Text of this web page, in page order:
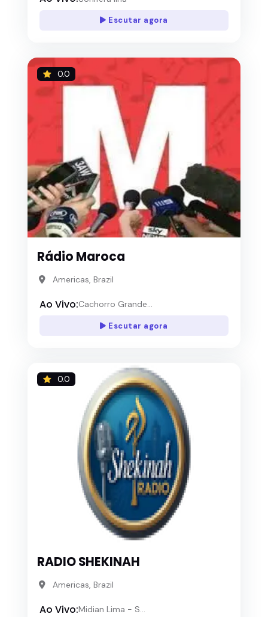
Escutar agora
0.0
Rádio Maroca
Americas, Brazil
Ao Vivo:Cachorro Grande...
Escutar agora
0.0
RADIO SHEKINAH
Americas, Brazil
Ao Vivo:Midian Lima - S...